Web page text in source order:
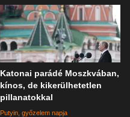
Katonai parádé Moszkvában,
kínos, de kikerülhetetlen
pillanatokkal
Putyin győzelem napja